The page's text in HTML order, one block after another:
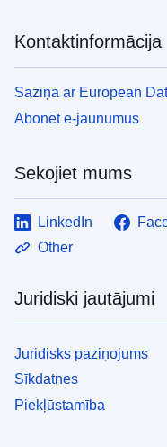
Kontaktinformācija
Saziņa ar European
Abonēt e-jaunumus
Sekojiet mums
LinkedIn
Other
Juridiski jautājumi
Juridisks paziņojums
Sīkdatnes
Piekļūstamība